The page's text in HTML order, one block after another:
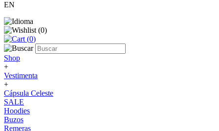
EN
(0)
(0)
Shop
+
Vestimenta
+
Cápsula Celeste
SALE
Hoodies
Buzos
Remeras